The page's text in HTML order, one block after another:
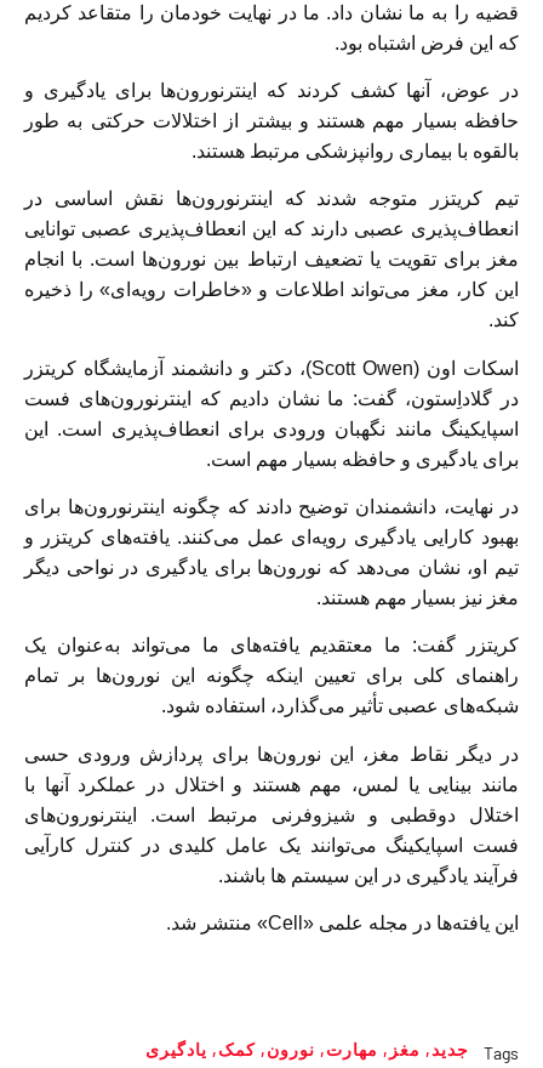
قضیه را به ما نشان داد. ما در نهایت خودمان را متقاعد کردیم
که این فرض اشتباه بود.
در عوض، آنها کشف کردند که اینترنورون‌ها برای یادگیری و
حافظه بسیار مهم هستند و بیشتر از اختلالات حرکتی به طور
بالقوه با بیماری روانپزشکی مرتبط هستند.
تیم کریتزر متوجه شدند که اینترنورون‌ها نقش اساسی در
انعطاف‌پذیری عصبی دارند که این انعطاف‌پذیری عصبی توانایی
مغز برای تقویت یا تضعیف ارتباط بین نورون‌ها است. با انجام
این کار، مغز می‌تواند اطلاعات و «خاطرات رویه‌ای» را ذخیره
کند.
اسکات اون (Scott Owen)، دکتر و دانشمند آزمایشگاه کریتزر
در گلاداِستون، گفت: ما نشان دادیم که اینترنورون‌های فست
اسپایکینگ مانند نگهبان ورودی برای انعطاف‌پذیری است. این
برای یادگیری و حافظه بسیار مهم است.
در نهایت، دانشمندان توضیح دادند که چگونه اینترنورون‌ها برای
بهبود کارایی یادگیری رویه‌ای عمل می‌کنند. یافته‌های کریتزر و
تیم او، نشان می‌دهد که نورون‌ها برای یادگیری در نواحی دیگر
مغز نیز بسیار مهم هستند.
کریتزر گفت: ما معتقدیم یافته‌های ما می‌تواند به‌عنوان یک
راهنمای کلی برای تعیین اینکه چگونه این نورون‌ها بر تمام
شبکه‌های عصبی تأثیر می‌گذارد، استفاده شود.
در دیگر نقاط مغز، این نورون‌ها برای پردازش ورودی حسی
مانند بینایی یا لمس، مهم هستند و اختلال در عملکرد آنها با
اختلال دوقطبی و شیزوفرنی مرتبط است. اینترنورون‌های
فست اسپایکینگ می‌توانند یک عامل کلیدی در کنترل کارآیی
فرآیند یادگیری در این سیستم ها باشند.
این یافته‌ها در مجله علمی «Cell» منتشر شد.
Tags جدید, مغز , مهارت‌, نورون, کمک, یادگیری